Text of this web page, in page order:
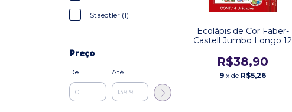
Staedtler (1)
Preço
De Até
Ecolápis de Cor Faber-
Castell Jumbo Longo 12
R$38,90
9 x de R$5,26